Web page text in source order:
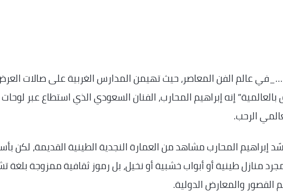
…_في عالم الفن المعاصر، حيث تهيمن المدارس الغربية على صالات
إنه إبراهيم المحارب، الفنان السعودي الذي استطاع عبر
الرحب.
إبراهيم المحارب مشاهد من العمارة النجدية الطينية القديمة، لكن
منازل طينية أو أبواب خشبية أو نخيل، بل رموز ثقافية ممزوجة بلغة
القصور والمعارض الدولية.